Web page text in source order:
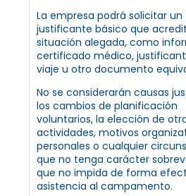
La empresa podrá solicitar un
justificante básico que
situación alegada, como
certificado médico,
viaje u otro documento
No se considerarán causas
los cambios de planificación
voluntarios, la elección de
actividades, motivos
personales o cualquier
que no tenga carácter
que no impida de forma
asistencia al campamento.